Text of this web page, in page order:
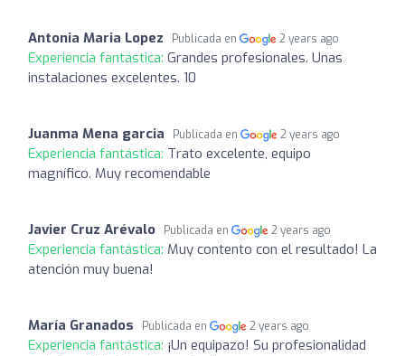
Antonia Maria Lopez Publicada en 2 years ago
Experiencia fantástica: Grandes profesionales. Unas
instalaciones excelentes. 10
Juanma Mena garcia Publicada en 2 years ago
Experiencia fantástica: Trato excelente, equipo
magnífico. Muy recomendable
Javier Cruz Arévalo Publicada en 2 years ago
Experiencia fantástica: Muy contento con el resultado! La
atención muy buena!
María Granados Publicada en 2 years ago
Experiencia fantástica: ¡Un equipazo! Su profesionalidad